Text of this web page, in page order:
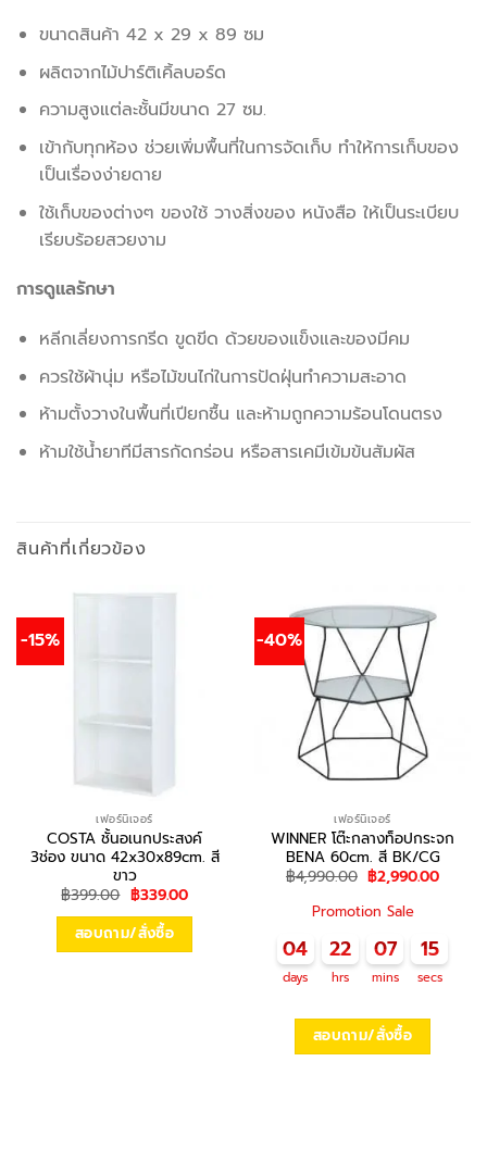
ขนาดสินค้า 42 x 29 x 89 ซม
ผลิตจากไม้ปาร์ติเคิ้ลบอร์ด
ความสูงแต่ละชั้นมีขนาด 27 ซม.
เข้ากับทุกห้อง ช่วยเพิ่มพื้นที่ในการจัดเก็บ ทำให้การเก็บของ
เป็นเรื่องง่ายดาย
ใช้เก็บของต่างๆ ของใช้ วางสิ่งของ หนังสือ ให้เป็นระเบียบ
เรียบร้อยสวยงาม
การดูแลรักษา
หลีกเลี่ยงการกรีด ขูดขีด ด้วยของแข็งและของมีคม
ควรใช้ผ้านุ่ม หรือไม้ขนไก่ในการปัดฝุ่นทำความสะอาด
ห้ามตั้งวางในพื้นที่เปียกชื้น และห้ามถูกความร้อนโดนตรง
ห้ามใช้น้ำยาทีมีสารกัดกร่อน หรือสารเคมีเข้มข้นสัมผัส
สินค้าที่เกี่ยวข้อง
-15%
เฟอร์นิเจอร์
COSTA ชั้นอเนกประสงค์
3ช่อง ขนาด 42x30x89cm. สี
ขาว
฿399.00 Original
price
was:
฿399.00.
฿339.00Current
is:
สอบถาม/สั่งซื้อ
-40%
เฟอร์นิเจอร์
WINNER โต๊ะกลางท็อปกระจก
BENA 60cm. สี BK/CG
฿4,990.00 Original
price
was:
฿4,990.00.
฿2,990.00
Promotion Sale
04
days
22
hrs
07
mins
15
secs
สอบถาม/สั่งซื้อ